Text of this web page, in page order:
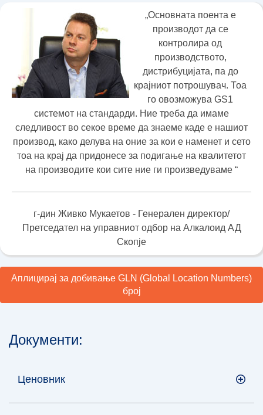
„Основната поента е
производот да се
контролира од
производството,
дистрибуцијата, па до
крајниот потрошувач. Тоа
го овозможува GS1
системот на стандарди. Ние треба да имаме
следливост во секое време да знаеме каде е нашиот
производ, како делува на оние за кои е наменет и сето
тоа на крај да придонесе за подигање на квалитетот
на производите кои сите ние ги произведуваме “
г-дин Живко Мукаетов - Генерален директор/
Претседател на управниот одбор на Алкалоид АД
Скопје
Аплицирај за добивање GLN (Global Location Numbers)
број
Документи:
Ценовник